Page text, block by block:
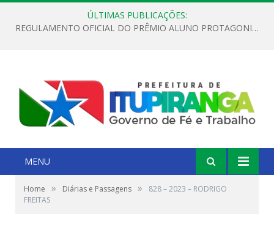
ÚLTIMAS PUBLICAÇÕES:
REGULAMENTO OFICIAL DO PRÊMIO ALUNO PROTAGONISTA – EDIÇÃO 2026
MENU
Home » Diárias e Passagens »
828 – 2023 – RODRIGO
FREITAS